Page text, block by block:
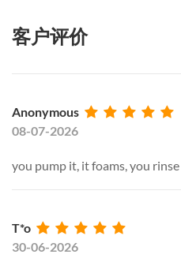
客户评价
Anonymous
08-07-2026
you pump it, it foams, you
T*o
30-06-2026